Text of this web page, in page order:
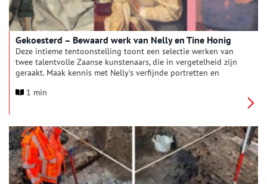
Gekoesterd – Bewaard werk van Nelly en Tine Honig
Deze intieme tentoonstelling toont een selectie werken van
twee talentvolle Zaanse kunstenaars, die in vergetelheid zijn
geraakt. Maak kennis met Nelly’s verfijnde portretten en
gevoel voor kleur en compositie tot uiting komt. Decennia
1 min